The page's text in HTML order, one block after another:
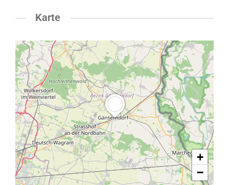
Karte
+
−